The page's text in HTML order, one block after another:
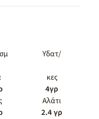
Υδατ/
κες
4γρ
Αλάτι
2.4 γρ